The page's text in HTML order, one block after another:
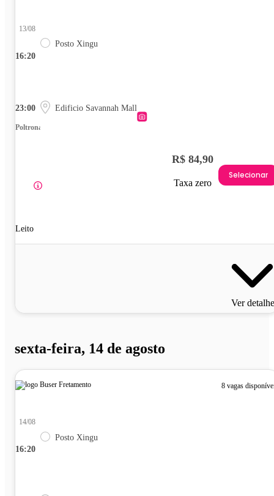
16:20
13/08
Posto Xingu
23:00 Edificio Savannah Mall
Poltrona
Leito
R$ 84,90
Taxa zero
Selecionar
Ver
sexta-feira, 14 de agosto
8 vagas
16:20
14/08
Posto Xingu